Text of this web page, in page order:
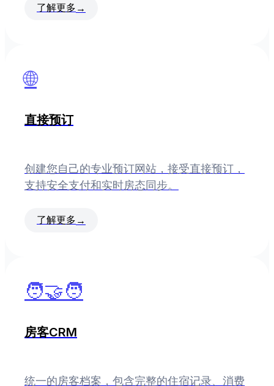
了解更多 →
🌐
直接预订
创建您自己的专业预订网站，接受直接预订，
支持安全支付和实时房态同步。
了解更多 →
🧑‍🤝‍🧑
房客CRM
统一的房客档案，包含完整的住宿记录、消费